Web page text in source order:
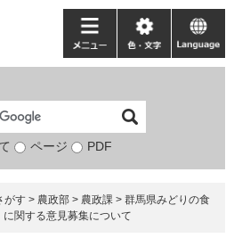
検
象
ページ PDF
メ
ニ
ー
色・
文
language
がす > 農政部 > 農政課 > 群馬県みどりの食
関する意見募集について